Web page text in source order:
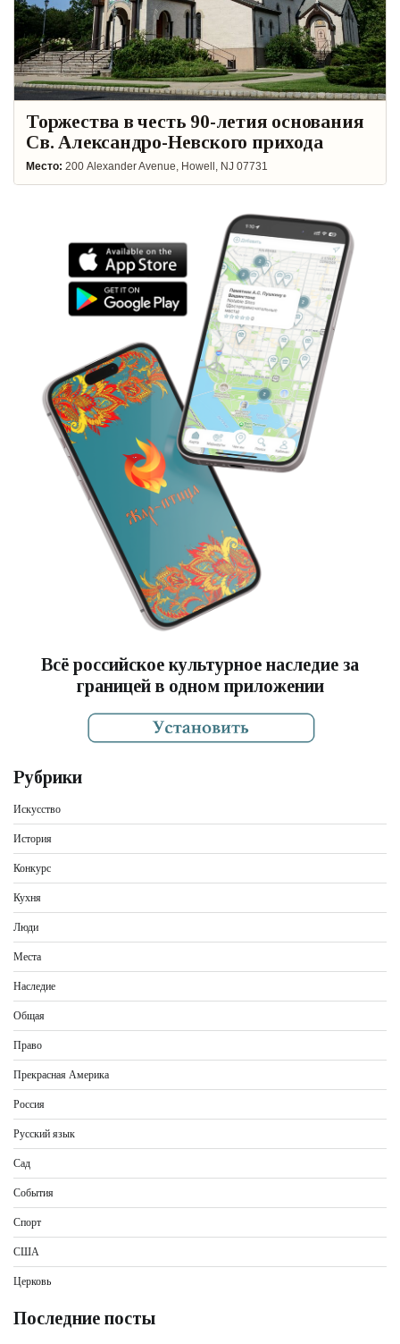
Торжества в честь 90-летия основания
Св. Александро-Невского прихода
Место: 200 Alexander Avenue, Howell, NJ 07731
Всё российское культурное наследие за
границей в одном приложении
Рубрики
Искусство
История
Конкурс
Кухня
Люди
Места
Наследие
Общая
Право
Прекрасная Америка
Россия
Русский язык
Сад
События
Спорт
США
Церковь
Последние посты